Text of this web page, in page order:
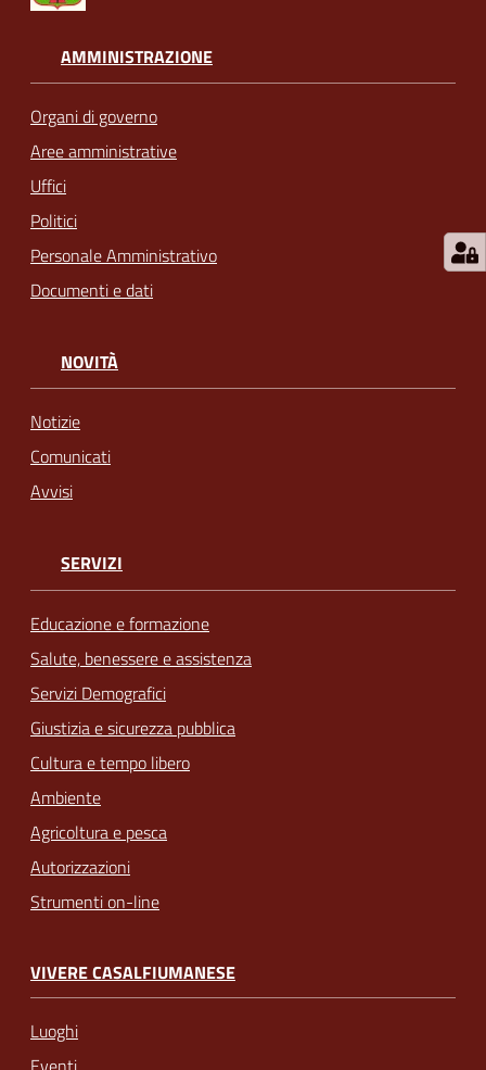
AMMINISTRAZIONE
Organi di governo
Aree amministrative
Uffici
Politici
Personale Amministrativo
Documenti e dati
NOVITÀ
Notizie
Comunicati
Avvisi
SERVIZI
Educazione e formazione
Salute, benessere e assistenza
Servizi Demografici
Giustizia e sicurezza pubblica
Cultura e tempo libero
Ambiente
Agricoltura e pesca
Autorizzazioni
Strumenti on-line
VIVERE CASALFIUMANESE
Luoghi